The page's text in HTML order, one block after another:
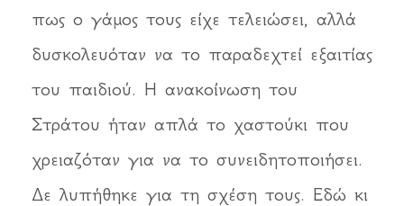
πως ο γάμος τους είχε τελειώσει, αλλά
δυσκολευόταν να το παραδεχτεί εξαιτίας
του παιδιού. Η ανακοίνωση του
Στράτου ήταν απλά το χαστούκι που
χρειαζόταν για να το συνειδητοποιήσει.
Δε λυπήθηκε για τη σχέση τους. Εδώ κι